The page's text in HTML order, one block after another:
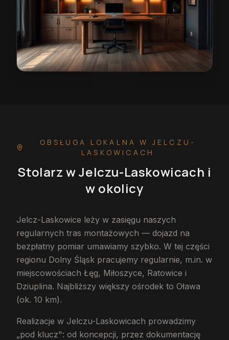
OBSŁUGA LOKALNAW JELCZU-
LASKOWICACH
Stolarz w Jelczu-Laskowicach i
w okolicy
Jelcz-Laskowice leży w zasięgu naszych
regularnych tras montażowych — dojazd na
bezpłatny pomiar umawiamy szybko. W tej części
regionu Dolny Śląsk pracujemy regularnie, m.in. w
miejscowościach Łęg, Miłoszyce, Ratowice i
Dziuplina. Najbliższy większy ośrodek to Oława
(ok. 10 km).
Realizacje w Jelczu-Laskowicach prowadzimy
„pod klucz": od koncepcji, przez dokumentację